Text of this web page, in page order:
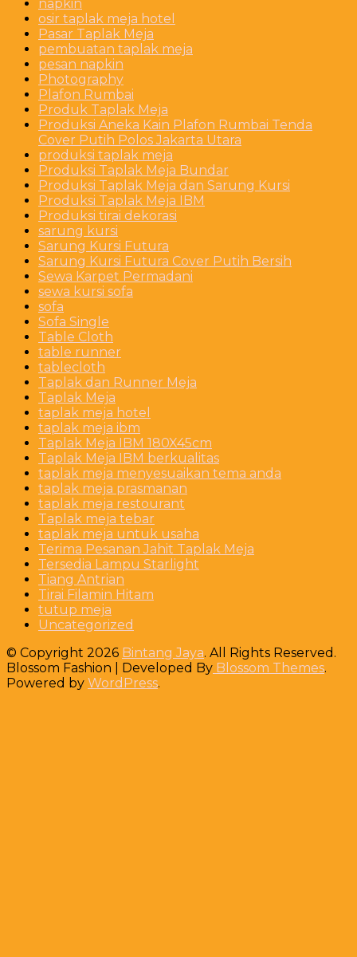
napkin
osir taplak meja hotel
Pasar Taplak Meja
pembuatan taplak meja
pesan napkin
Photography
Plafon Rumbai
Produk Taplak Meja
Produksi Aneka Kain Plafon Rumbai Tenda
Cover Putih Polos Jakarta Utara
produksi taplak meja
Produksi Taplak Meja Bundar
Produksi Taplak Meja dan Sarung Kursi
Produksi Taplak Meja IBM
Produksi tirai dekorasi
sarung kursi
Sarung Kursi Futura
Sarung Kursi Futura Cover Putih Bersih
Sewa Karpet Permadani
sewa kursi sofa
sofa
Sofa Single
Table Cloth
table runner
tablecloth
Taplak dan Runner Meja
Taplak Meja
taplak meja hotel
taplak meja ibm
Taplak Meja IBM 180X45cm
Taplak Meja IBM berkualitas
taplak meja menyesuaikan tema anda
taplak meja prasmanan
taplak meja restourant
Taplak meja tebar
taplak meja untuk usaha
Terima Pesanan Jahit Taplak Meja
Tersedia Lampu Starlight
Tiang Antrian
Tirai Filamin Hitam
tutup meja
Uncategorized
© Copyright 2026 Bintang Jaya. All Rights Reserved.
Blossom Fashion | Developed By Blossom Themes.
Powered by WordPress.